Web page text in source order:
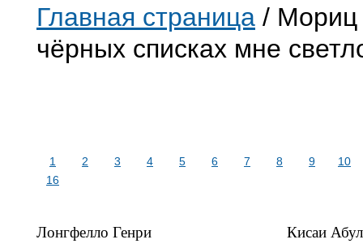
Главная страница /
чёрных списках мне
1 2 3 4 5 6 7 8 9
10
16
Лонгфелло Генри Кисаи